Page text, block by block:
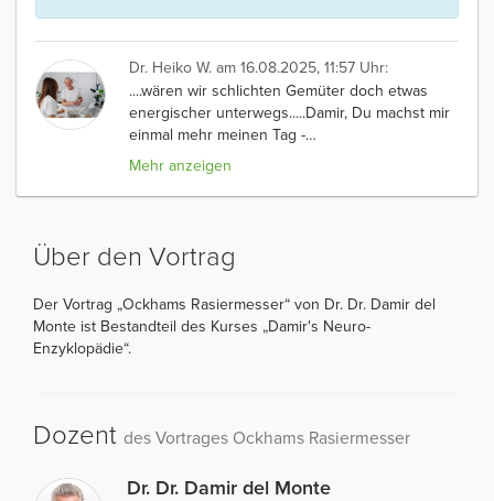
Dr. Heiko W. am 16.08.2025, 11:57 Uhr:
....wären wir schlichten Gemüter doch etwas
energischer unterwegs.....Damir, Du machst mir
einmal mehr meinen Tag -…
Mehr anzeigen
Über den Vortrag
Der Vortrag „Ockhams Rasiermesser“ von Dr. Dr. Damir del
Monte ist Bestandteil des Kurses „Damir's Neuro-
Enzyklopädie“.
Dozent des Vortrages Ockhams Rasiermesser
Dr. Dr. Damir del Monte